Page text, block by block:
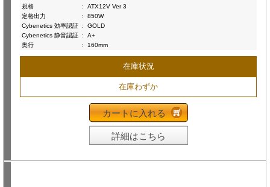
規格 :
ATX12V Ver 3
定格出力
:
850W
Cybenetics 効率認証 :
GOLD
Cybenetics 静音認証 :
A+
奥行
: 160mm
在庫状況
在庫わずか
カートに入れる
詳細はこちら